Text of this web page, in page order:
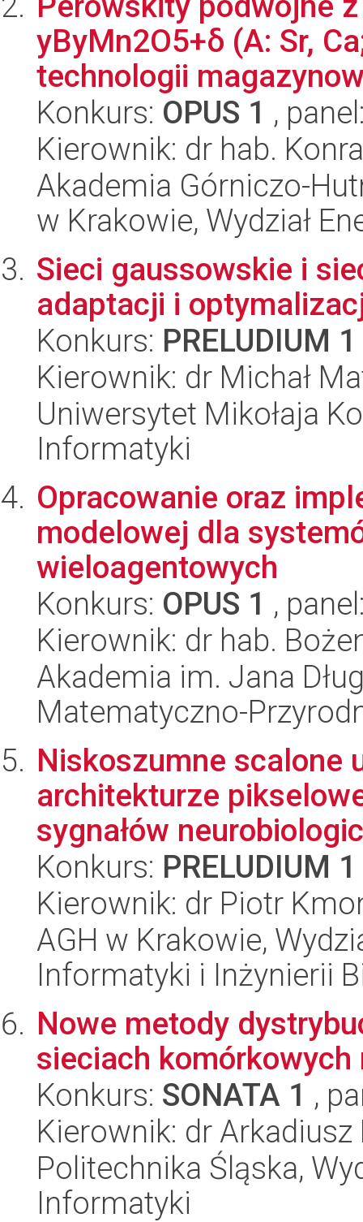
yByMn2O5+δ (A: Sr,
technologii
Konkurs: OPUS 1 ,
Kierownik: dr hab.
Akademia Górniczo-
w Krakowie, Wydział
Sieci gaussowskie i
adaptacji i
Konkurs: PRELUDIUM 1
Kierownik: dr Michał
Uniwersytet Mikołaja
Informatyki
Opracowanie oraz
modelowej dla
wieloagentowych
Konkurs: OPUS 1 ,
Kierownik: dr hab.
Akademia im. Jana
Matematyczno-
Niskoszumne scalone
architekturze
sygnałów
Konkurs: PRELUDIUM 1
Kierownik: dr Piotr
AGH w Krakowie,
Informatyki i Inżynierii
Nowe metody
sieciach
Konkurs: SONATA 1 ,
Kierownik: dr
Politechnika Śląska,
Informatyki